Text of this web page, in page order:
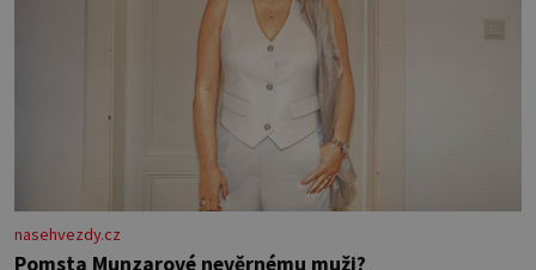
nasehvezdy.cz
Pomsta Munzarové nevěrnému muži?